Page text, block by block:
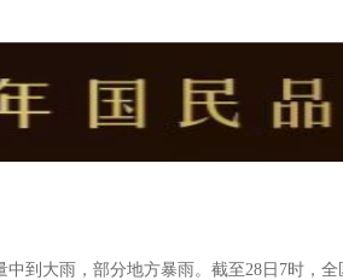
到大雨，部分地方暴雨。截至28日7时，全